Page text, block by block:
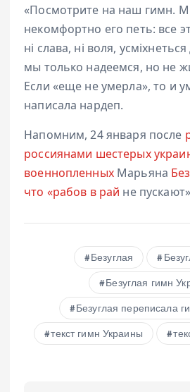
«Посмотрите на наш гимн.
некомфортно его петь: все
ні слава, ні воля,
мы только надеемся, но не
Если «еще не умерла», то и
написала нардеп.
Напомним, 24 января после
россиянами шестерых
военнопленныхМарьяна
что «рабов в рай не
Безуглая
Безуглая гимн
Безуглая переписала
текст гимн Украины